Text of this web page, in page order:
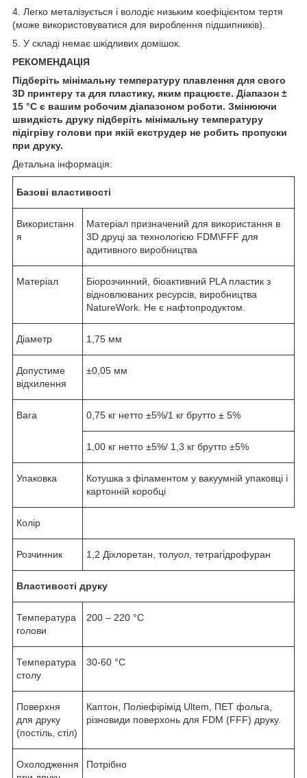
4. Легко металізується і володіє низьким коефіцієнтом тертя
(може використовуватися для вироблення підшипників).
5. У складі немає шкідливих домішок.
РЕКОМЕНДАЦІЯ
Підберіть мінімальну температуру плавлення для свого
3D принтеру та для пластику, яким працюєте. Діапазон ±
15 °С є вашим робочим діапазоном роботи. Змінюючи
швидкість друку підберіть мінімальну температуру
підігріву голови при якій екструдер не робить пропуски
при друку.
Детальна інформація:
Базові властивості
Використанн
я
Матеріал призначений для використання в
3D друці за технологією FDM\FFF для
адитивного виробництва
Матеріал
Біорозчинний, біоактивний PLA пластик з
відновлюваних ресурсів, виробництва
NatureWork. Не є нафтопродуктом.
Діаметр 1,75 мм
Допустиме
відхилення
±0,05 мм
Вага 0,75 кг нетто ±5%/1 кг брутто ± 5%
1,00 кг нетто ±5%/ 1,3 кг брутто ±5%
Упаковка
Котушка з філаментом у вакуумній упаковці і
картонній коробці
Колір
Розчинник 1,2 Діхлоретан, толуол, тетрагідрофуран
Властивості друку
Температура
голови
200 – 220 °С
Температура
столу
30-60 °С
Поверхня
для друку
(постіль, стіл)
Каптон, Поліефірімід Ultem, ПЕТ фольга,
різновиди поверхонь для FDM (FFF) друку.
Охолодження
Потрібно